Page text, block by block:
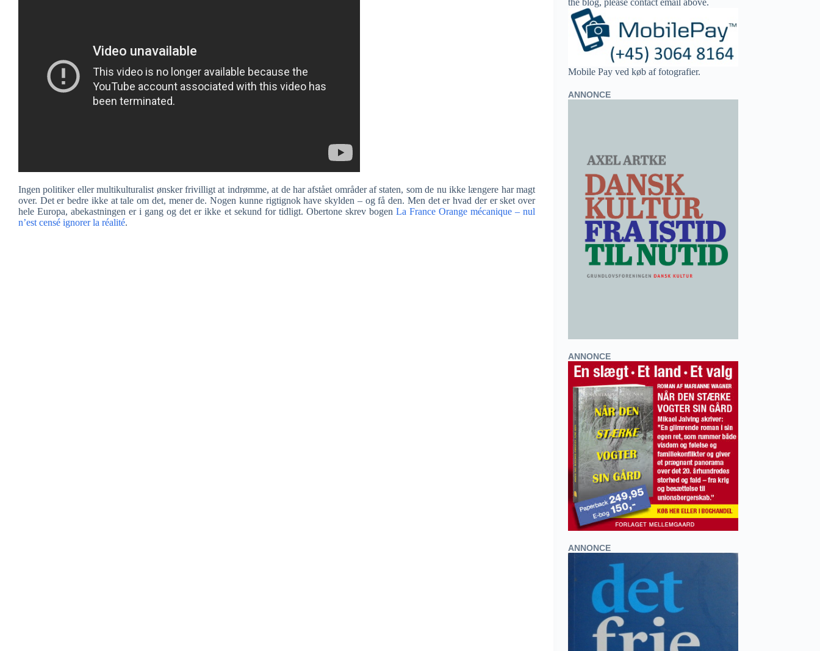
Ingen politiker eller multikulturalist ønsker frivilligt at indrømme, at de har afstået områder af staten, som de nu ikke længere har magt
over. Det er bedre ikke at tale om det, mener de. Nogen kunne rigtignok have skylden – og få den. Men det er hvad der er sket over
hele Europa, abekastningen er i gang og det er ikke et sekund for tidligt. Obertone skrev bogen La France Orange mécanique – nul
n’est censé ignorer la réalité.
the blog, please contact email above.
Mobile Pay ved køb af fotografier.
ANNONCE
ANNONCE
ANNONCE